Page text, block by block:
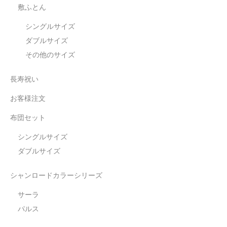
敷ふとん
シングルサイズ
ダブルサイズ
その他のサイズ
長寿祝い
お客様注文
布団セット
シングルサイズ
ダブルサイズ
シャンロードカラーシリーズ
サーラ
パルス